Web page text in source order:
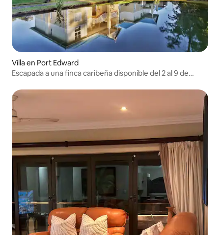
Villa en Port Edward
Escapada a una finca caribeña disponible del 2 al 9 de